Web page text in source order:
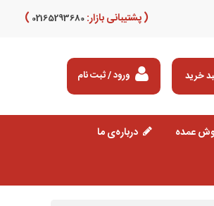
( پشتیبانی بازار: 02165293680
)
خرید ورود / ثبت نام
عمده درباره‌ی ما